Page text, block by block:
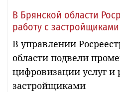
В Брянской области
работу с застройщиками
В управлении
области подвели
цифровизации услуг и
застройщиками